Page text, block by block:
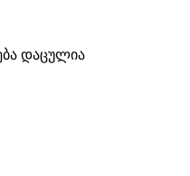
დაცულია